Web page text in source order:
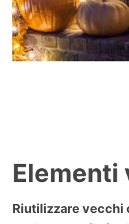
Elementi
Riutilizzare vecchi